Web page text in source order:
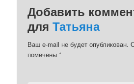
Добавить
дляТатьяна
Ваш e-mail не будет опубликован.
помечены*